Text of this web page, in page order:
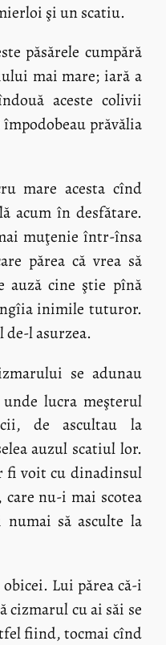
şi un scatiu.
păsărele cumpără
mai mare; iară a
aceste colivii
prăvălia
mare acesta cînd
acum în desfătare.
muţenie într-însa
părea că vrea să
auză cine ştie pînă
inimile tuturor.
l asurzea.
se adunau
lucra meşterul
de ascultau la
auzul scatiul lor.
fi voit cu dinadinsul
nu-i mai scotea
să asculte la
Lui părea că-i
cizmarul cu ai săi se
fiind, tocmai cînd